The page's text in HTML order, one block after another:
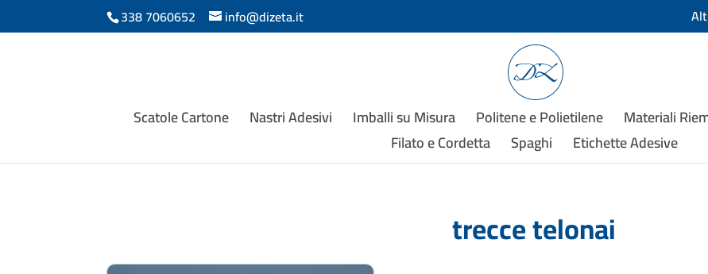
338 7060652 info@dizeta.it
Scatole Cartone Nastri Adesivi Imballi su Misura Politene e Polietilene Materiali
Filato e Cordetta
Spaghi Etichette Adesive
trecce telonai